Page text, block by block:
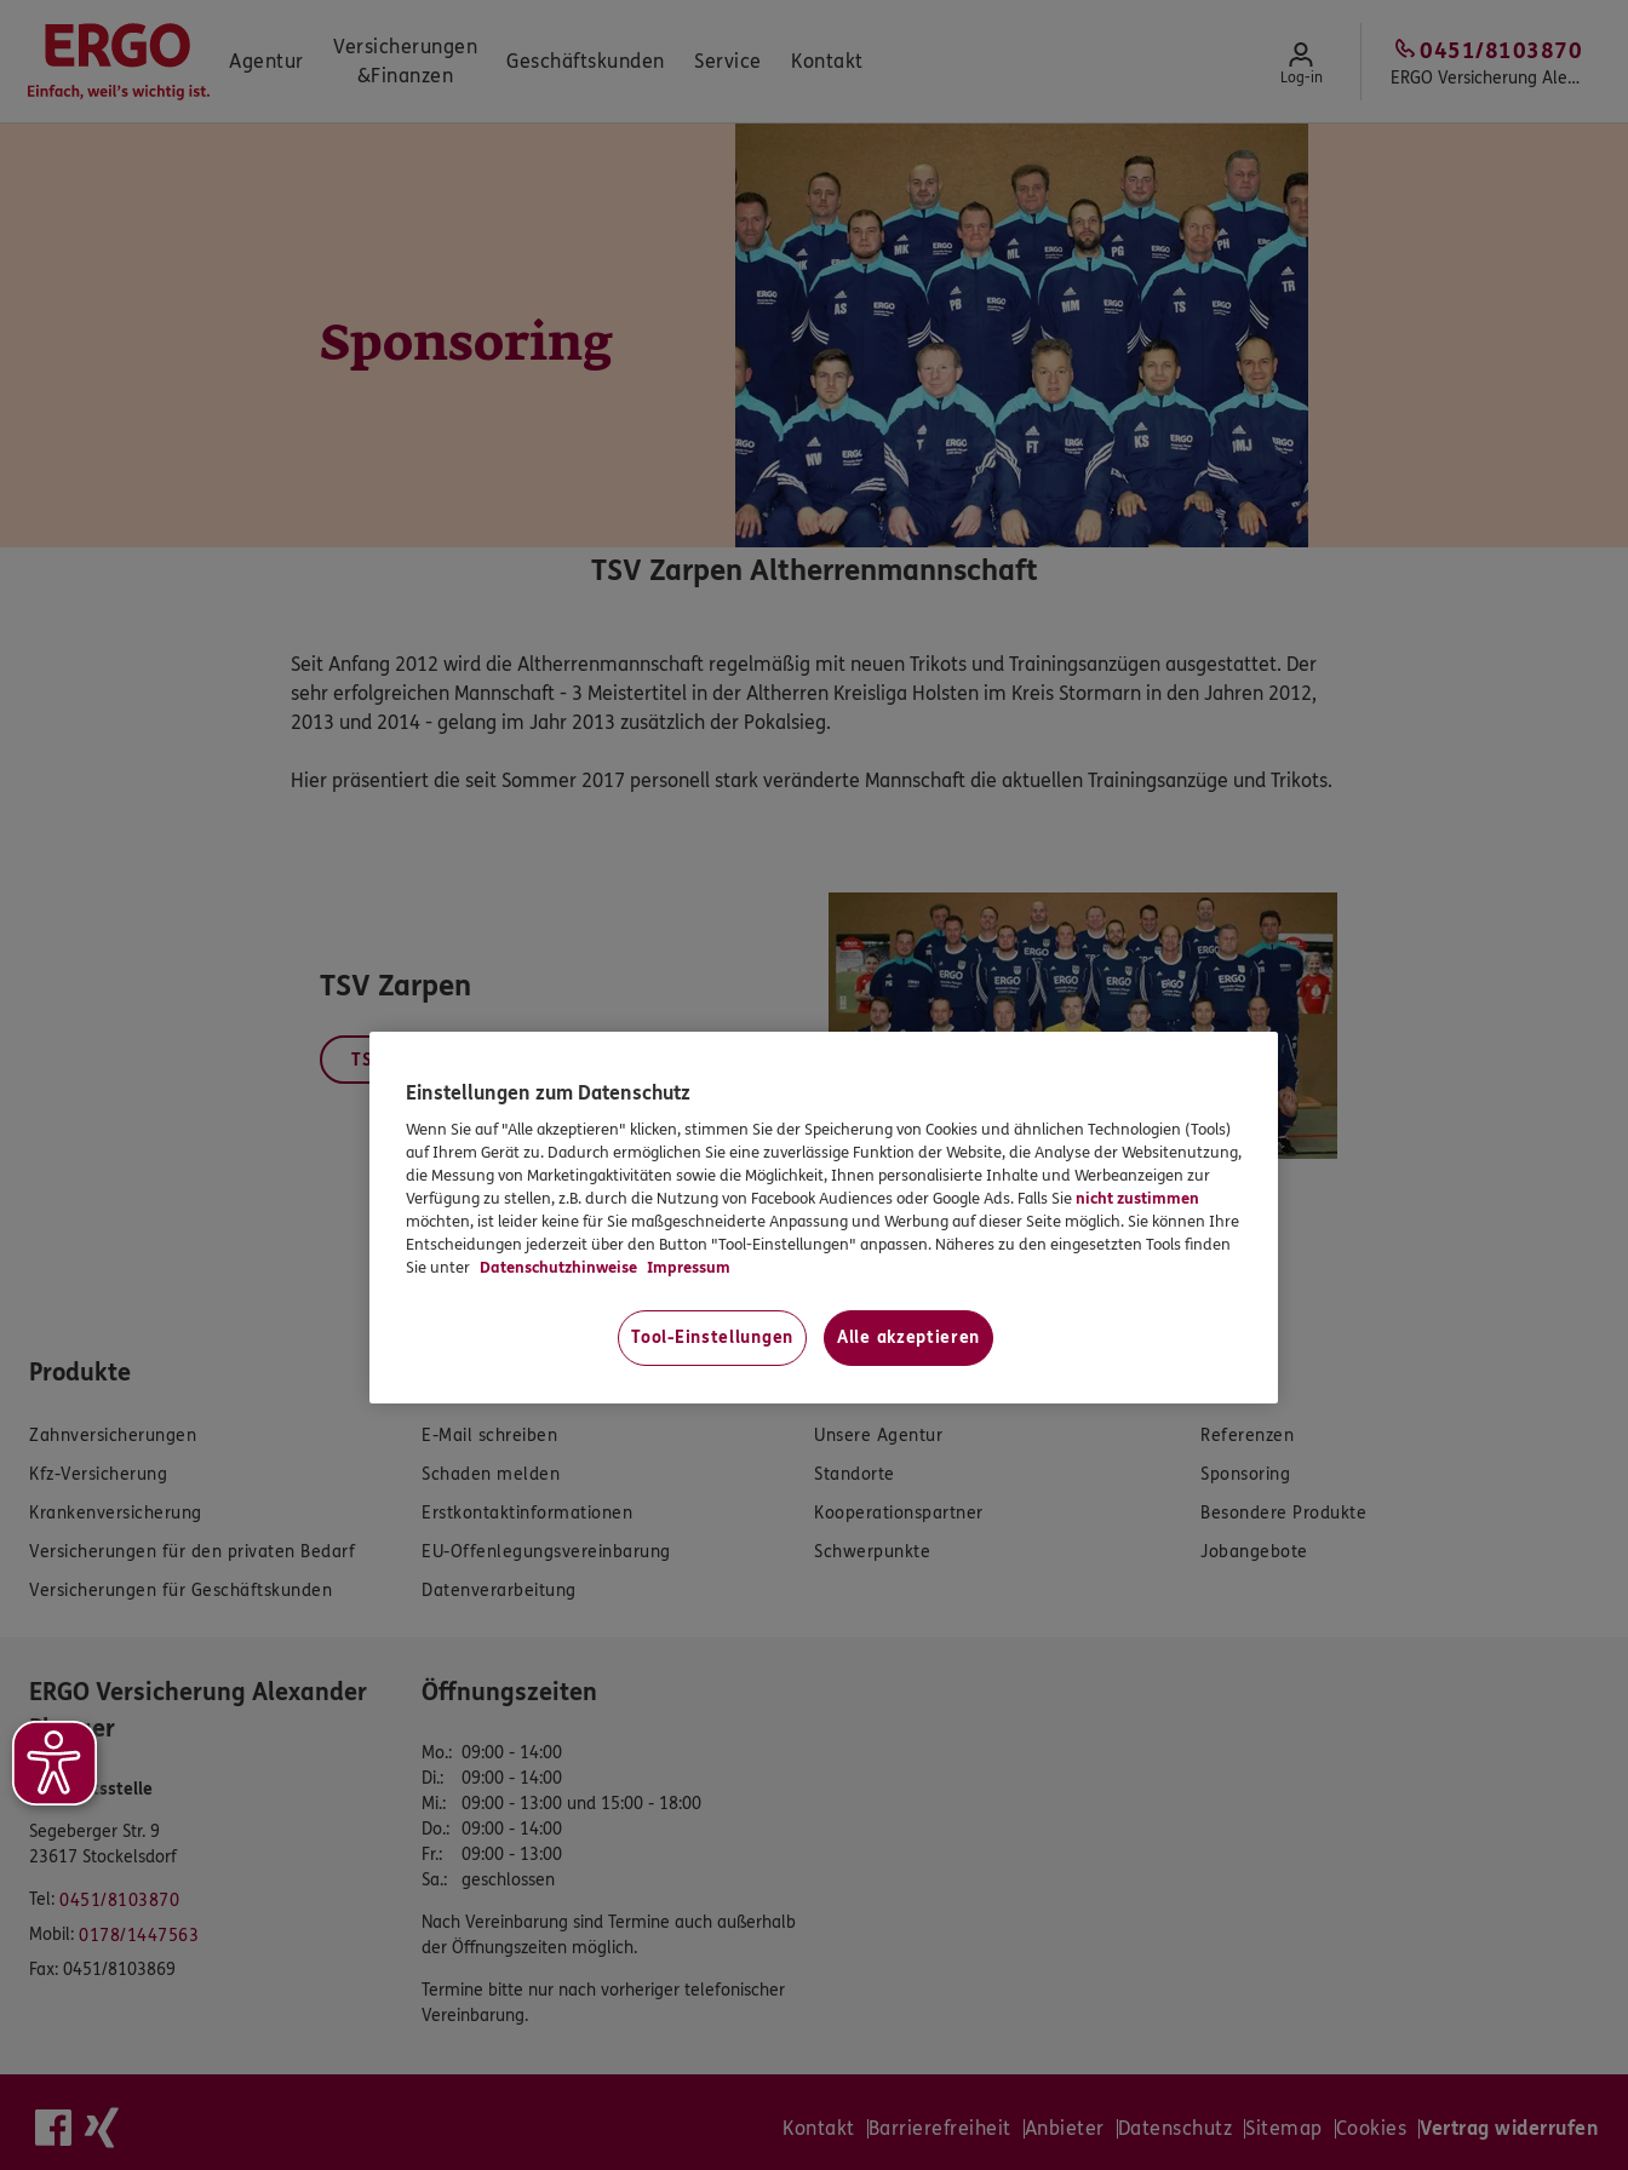
Agentur
Versicherungen
&Finanzen
Geschäftskunden Service Kontakt
Log-in ERGO Versicherung Alexander Pleuger
0451/8103870
Sponsoring
TSV Zarpen Altherrenmannschaft
Seit Anfang 2012 wird die Altherrenmannschaft regelmäßig mit neuen Trikots und Trainingsanzügen ausgestattet. Der
sehr erfolgreichen Mannschaft - 3 Meistertitel in der Altherren Kreisliga Holsten im Kreis Stormarn in den Jahren 2012,
2013 und 2014 - gelang im Jahr 2013 zusätzlich der Pokalsieg.
Hier präsentiert die seit Sommer 2017 personell stark veränderte Mannschaft die aktuellen Trainingsanzüge und Trikots.
TSV Zarpen
TSV Zarpen Altherren
Produkte
Zahnversicherungen
Kfz-Versicherung
Krankenversicherung
Versicherungen für den privaten Bedarf
Versicherungen für Geschäftskunden
E-Mail schreiben
Schaden melden
Erstkontaktinformationen
EU-Offenlegungsvereinbarung
Datenverarbeitung
Das könnte Sie auch interessieren
Unsere Agentur
Referenzen
Standorte
Sponsoring
Kooperationspartner
Besondere Produkte
Schwerpunkte
Jobangebote
ERGO Versicherung Alexander
Pleuger
Geschäftsstelle
Segeberger Str. 9
23617 Stockelsdorf
Tel: 0451/8103870
Mobil: 0178/1447563
Fax: 0451/8103869
Öffnungszeiten
Mo.: 09:00 - 14:00
Di.:
09:00 - 14:00
Mi.:
09:00 - 13:00 und 15:00 - 18:00
Do.: 09:00 - 14:00
Fr.:
09:00 - 13:00
Sa.: geschlossen
Nach Vereinbarung sind Termine auch außerhalb
der Öffnungszeiten möglich.
Termine bitte nur nach vorheriger telefonischer
Vereinbarung.
Kontakt Barrierefreiheit Anbieter Datenschutz Sitemap Cookies Vertrag widerrufen
Einstellungen zum Datenschutz
Wenn Sie auf "Alle akzeptieren" klicken, stimmen Sie der Speicherung von Cookies und ähnlichen Technologien (Tools)
auf Ihrem Gerät zu. Dadurch ermöglichen Sie eine zuverlässige Funktion der Website, die Analyse der Websitenutzung,
die Messung von Marketingaktivitäten sowie die Möglichkeit, Ihnen personalisierte Inhalte und Werbeanzeigen zur
Verfügung zu stellen, z.B. durch die Nutzung von Facebook Audiences oder Google Ads. Falls Sienicht zustimmen
möchten, ist leider keine für Sie maßgeschneiderte Anpassung und Werbung auf dieser Seite möglich. Sie können Ihre
Entscheidungen jederzeit über den Button "Tool-Einstellungen" anpassen. Näheres zu den eingesetzten Tools finden
Sie unter Datenschutzhinweise Impressum
Tool-Einstellungen Alle akzeptieren